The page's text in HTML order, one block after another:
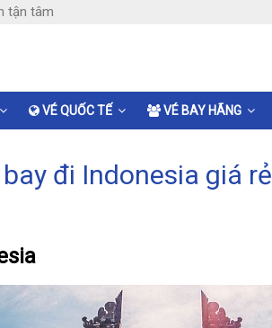
tận tâm
VÉ QUỐC TẾ VÉ BAY HÃNG
đi Indonesia giá rẻ